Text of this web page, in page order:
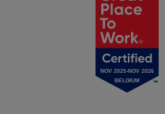
NOV 2025-NOV 2026
BELGIUM